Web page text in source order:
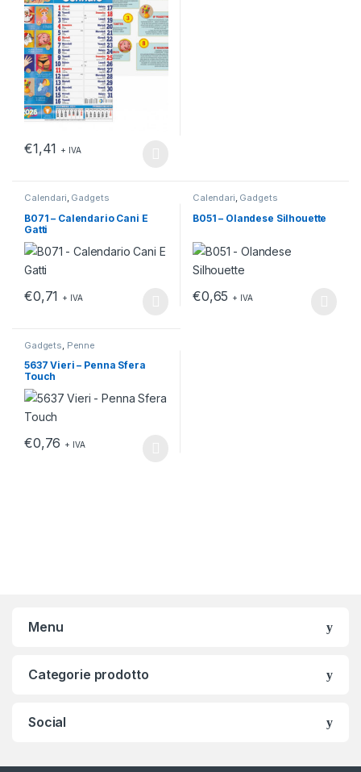
€1,41 + IVA
Calendari, Gadgets
B071 – Calendario Cani E
Gatti
€0,71 + IVA
Calendari, Gadgets
B051 – Olandese Silhouette
€0,65 + IVA
Gadgets Penne
5637 Vieri – Penna Sfera
Touch
€0,76 + IVA
Menu
Categorie prodotto
Social